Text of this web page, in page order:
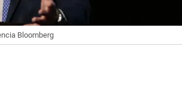
Bloomberg